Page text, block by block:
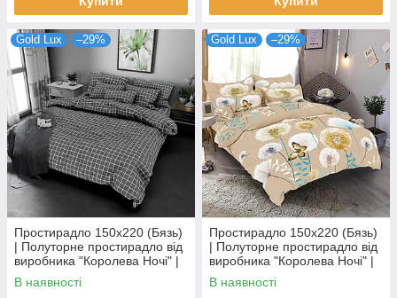
Gold Lux –29%
Простирадло 150х220 (Бязь)
| Полуторне простирадло від
виробника "Королева Ночі" |
Клітка на сірому
В наявності
Gold Lux –29%
Простирадло 150х220 (Бязь)
| Полуторне простирадло від
виробника "Королева Ночі" |
Метелики та кульбаби на
бежевому
В наявності